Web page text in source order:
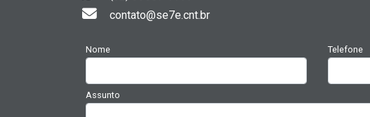
contato@se7e.cnt.br
Nome Telefone
Assunto